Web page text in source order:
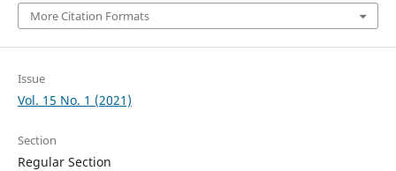
More Citation Formats
Issue
Vol. 15 No. 1 (2021)
Section
Regular Section